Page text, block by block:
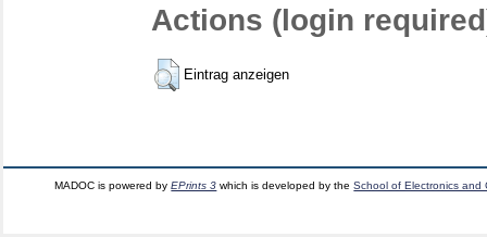
Actions (login
Eintrag anzeigen
MADOC is powered byEPrints 3 which is developed by theSchool of Electronics and